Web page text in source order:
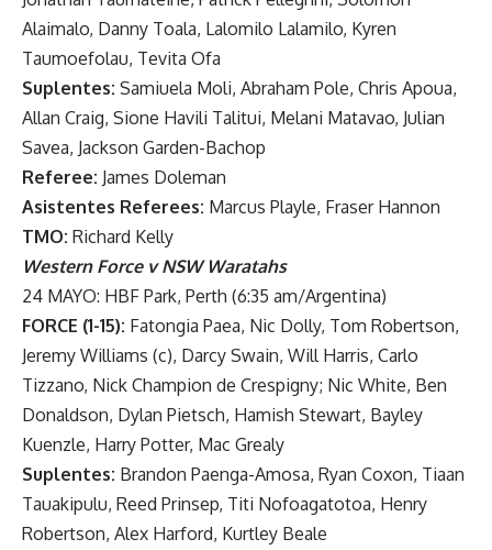
Alaimalo, Danny Toala, Lalomilo Lalamilo, Kyren
Taumoefolau, Tevita Ofa
Suplentes: Samiuela Moli, Abraham Pole, Chris Apoua,
Allan Craig, Sione Havili Talitui, Melani Matavao, Julian
Savea, Jackson Garden-Bachop
Referee: James Doleman
Asistentes Referees: Marcus Playle, Fraser Hannon
TMO: Richard Kelly
Western Force v NSW Waratahs
24 MAYO: HBF Park, Perth (6:35 am/Argentina)
FORCE (1-15): Fatongia Paea, Nic Dolly, Tom Robertson,
Jeremy Williams (c), Darcy Swain, Will Harris, Carlo
Tizzano, Nick Champion de Crespigny; Nic White, Ben
Donaldson, Dylan Pietsch, Hamish Stewart, Bayley
Kuenzle, Harry Potter, Mac Grealy
Suplentes: Brandon Paenga-Amosa, Ryan Coxon, Tiaan
Tauakipulu, Reed Prinsep, Titi Nofoagatotoa, Henry
Robertson, Alex Harford, Kurtley Beale